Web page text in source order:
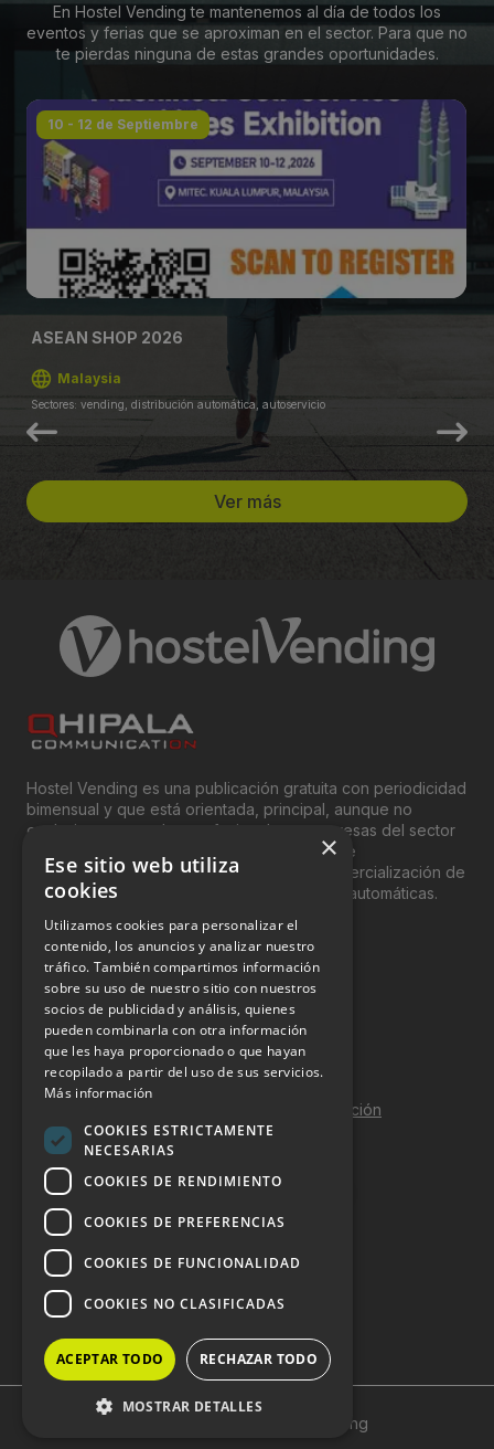
En Hostel Vending te mantenemos al día de todos los
eventos y ferias que se aproximan en el sector. Para que no
te pierdas ninguna de estas grandes oportunidades.
10 - 12 de Septiembre
ASEAN SHOP 2026
Malaysia
Sectores: vending, distribución automática, autoservicio
Ver más
Hostel Vending es una publicación gratuita con periodicidad
bimensual y que está orientada, principal, aunque no
exclusivamente, a los profesionales y empresas del sector
del “Vending”; nombre con el que se conoce
genéricamente entre profesionales a la comercialización de
productos y servicios a través de máquinas automáticas.
INFORMACIÓN LEGAL
Aviso Legal
Política de Privacidad
Política de Cookies
Política de calidad y seguridad de la información
Contacto
DOSSIER Y CONTRATACIÓN
Dossier 2026 (ES)
Dossier 2026 (EN)
Copyright © 2024 HostelVending
×
Ese sitio web utiliza
cookies
Utilizamos cookies para personalizar el
contenido, los anuncios y analizar nuestro
tráfico. También compartimos información
sobre su uso de nuestro sitio con nuestros
socios de publicidad y análisis, quienes
pueden combinarla con otra información
que les haya proporcionado o que hayan
recopilado a partir del uso de sus servicios.
Más información
COOKIES ESTRICTAMENTE
NECESARIAS
COOKIES DE RENDIMIENTO
COOKIES DE PREFERENCIAS
COOKIES DE FUNCIONALIDAD
COOKIES NO CLASIFICADAS
ACEPTAR TODO RECHAZAR TODO
MOSTRAR DETALLES